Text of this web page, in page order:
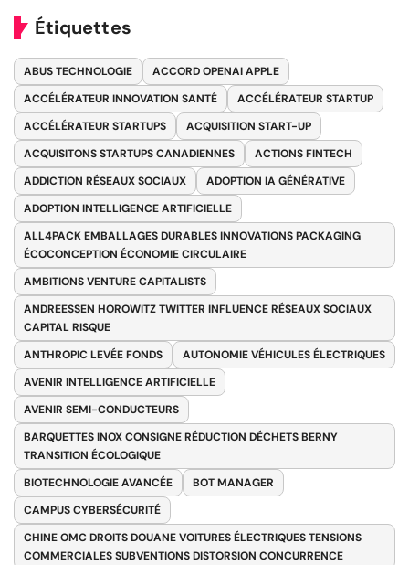
Étiquettes
ABUS TECHNOLOGIE
ACCORD OPENAI APPLE
ACCÉLÉRATEUR INNOVATION SANTÉ
ACCÉLÉRATEUR STARTUP
ACCÉLÉRATEUR STARTUPS
ACQUISITION START-UP
ACQUISITONS STARTUPS CANADIENNES
ACTIONS FINTECH
ADDICTION RÉSEAUX SOCIAUX
ADOPTION IA GÉNÉRATIVE
ADOPTION INTELLIGENCE ARTIFICIELLE
ALL4PACK EMBALLAGES DURABLES INNOVATIONS PACKAGING
ÉCOCONCEPTION ÉCONOMIE CIRCULAIRE
AMBITIONS VENTURE CAPITALISTS
ANDREESSEN HOROWITZ TWITTER INFLUENCE RÉSEAUX SOCIAUX
CAPITAL RISQUE
ANTHROPIC LEVÉE FONDS
AUTONOMIE VÉHICULES ÉLECTRIQUES
AVENIR INTELLIGENCE ARTIFICIELLE
AVENIR SEMI-CONDUCTEURS
BARQUETTES INOX CONSIGNE RÉDUCTION DÉCHETS BERNY
TRANSITION ÉCOLOGIQUE
BIOTECHNOLOGIE AVANCÉE
BOT MANAGER
CAMPUS CYBERSÉCURITÉ
CHINE OMC DROITS DOUANE VOITURES ÉLECTRIQUES TENSIONS
COMMERCIALES SUBVENTIONS DISTORSION CONCURRENCE